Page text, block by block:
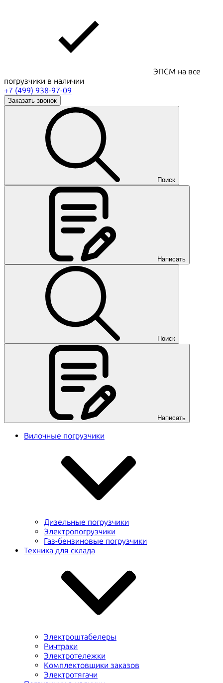
ЭПСМ на все
погрузчики в наличии
+7 (499) 938-97-09
Заказать звонок
Поиск
Написать
Поиск
Написать
Вилочные погрузчики
Дизельные погрузчики
Электропогрузчики
Газ-бензиновые погрузчики
Техника для склада
Электроштабелеры
Ричтраки
Электротележки
Комплектовщики заказов
Электротягачи